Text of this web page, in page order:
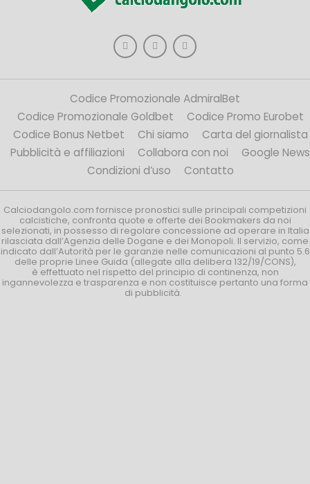
Codice Promozionale AdmiralBet
Codice Promozionale Goldbet
Codice Promo Eurobet
Codice Bonus Netbet
Chi siamo
Carta del giornalista
Pubblicità e affiliazioni
Collabora con noi
Google News
Condizioni d’uso
Contatto
Calciodangolo.com fornisce pronostici sulle principali competizioni
calcistiche, confronta quote e offerte dei Bookmakers da noi
selezionati, in possesso di regolare concessione ad operare in Italia
rilasciata dall’Agenzia delle Dogane e dei Monopoli. Il servizio, come
indicato dall’Autorità per le garanzie nelle comunicazioni al punto 5.6
delle proprie Linee Guida (allegate alla delibera 132/19/CONS),
è effettuato nel rispetto del principio di continenza, non
ingannevolezza e trasparenza e non costituisce pertanto una forma
di pubblicità.